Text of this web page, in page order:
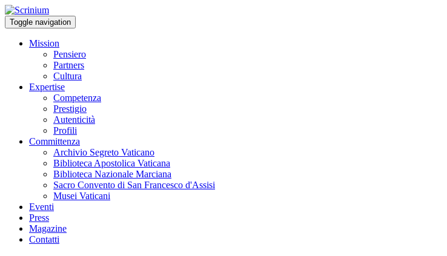
Toggle navigation
Mission
Pensiero
Partners
Cultura
Expertise
Competenza
Prestigio
Autenticità
Profili
Committenza
Archivio Segreto Vaticano
Biblioteca Apostolica Vaticana
Biblioteca Nazionale Marciana
Sacro Convento di San Francesco d'Assisi
Musei Vaticani
Eventi
Press
Magazine
Contatti